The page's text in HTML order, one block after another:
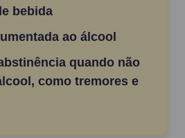
bebida
ao álcool
quando não
como tremores e